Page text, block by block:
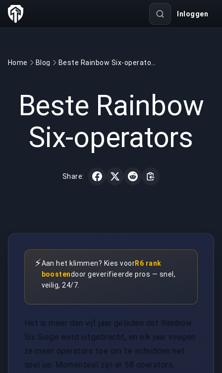
Inloggen
Home Blog
Beste Rainbow
Six-operators
Share:
⚡Aan het klimmen? Kies voorR6 rank
boostendoor geverifieerde pros — snel,
veilig, 24/7.
Het is meer dan vijf jaar geleden dat Rainbow
Six Siege werd uitgebracht, en elk jaar voegen
ze meer operators toe om te schudden het
spel op. Momenteel zijn er 58 operators,